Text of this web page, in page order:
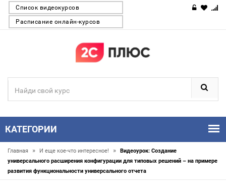
Список видеокурсов
Расписание онлайн-курсов
КАТЕГОРИИ
Главная » И еще кое-что интересное! »
Видеоурок: Создание
универсального расширения конфигурации для типовых решений – на примере
развития функциональности универсального отчета